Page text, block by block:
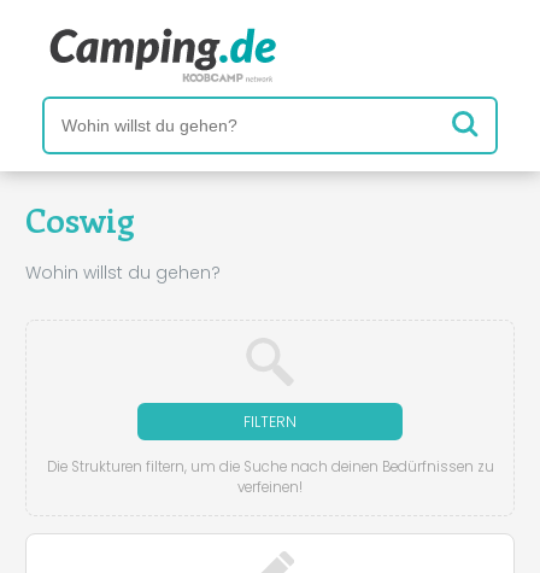
Coswig
Wohin willst du gehen?
FILTERN
Die Strukturen filtern, um die Suche nach deinen Bedürfnissen zu
verfeinen!